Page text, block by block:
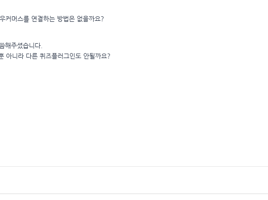
커머스를 연결하는 방법은 없을까요?
해주셨습니다.
니라 다른 퀴즈플러그인도 안될까요?